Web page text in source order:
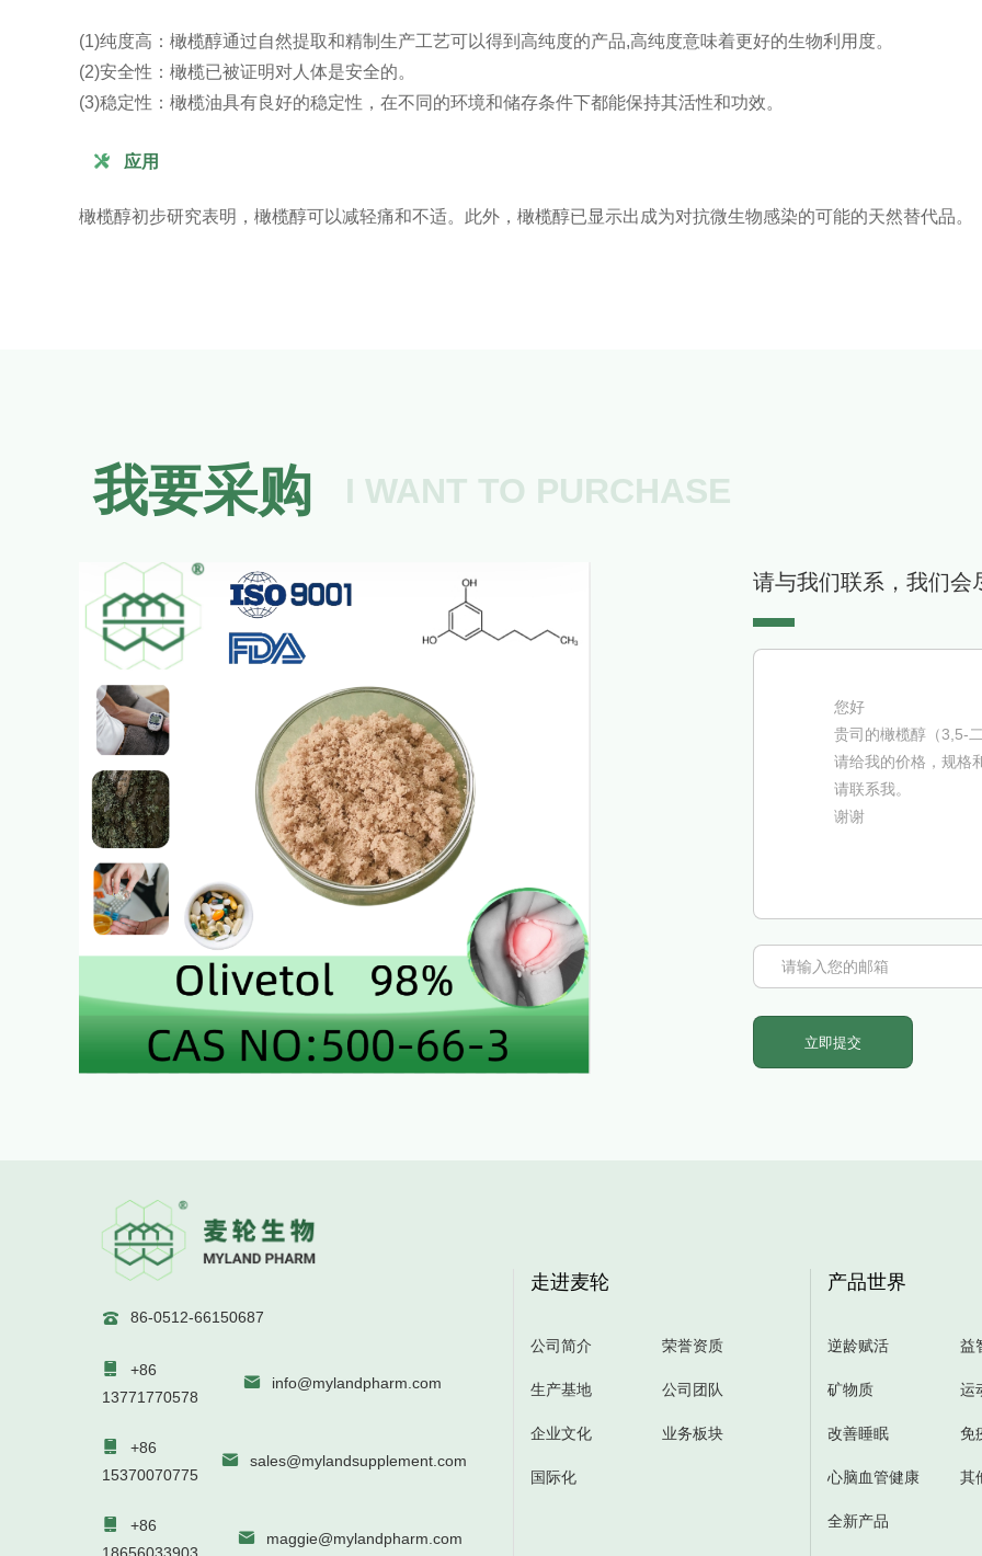
(1)纯度高：橄榄醇通过自然提取和精制生产工艺可以得到高纯度的产品,高纯度意味着更好的生物利用度。
(2)安全性：橄榄已被证明对人体是安全的。
(3)稳定性：橄榄油具有良好的稳定性，在不同的环境和储存条件下都能保持其活性和功效。
 应用
橄榄醇初步研究表明，橄榄醇可以减轻痛和不适。此外，橄榄醇已显示出成为对抗微生物感染的可能的天然替代品。
我要采购 I WANT TO PURCHASE
请与我们联系，我们会
 86-0512-66150687

+86
13771770578
 info@mylandpharm.com

+86
15370070775
 sales@mylandsupplement.com

+86
 maggie@mylandpharm.com
走进麦轮
公司简介 荣誉资质
生产基地 公司团队
企业文化 业务板块
国际化
产品世界
逆龄赋活 益
矿物质 运
改善睡眠 免
心脑血管健康 其
全新产品